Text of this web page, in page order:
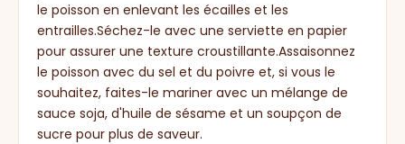
le poisson en enlevant les écailles et les
entrailles.Séchez-le avec une serviette en papier
pour assurer une texture croustillante.Assaisonnez
le poisson avec du sel et du poivre et, si vous le
souhaitez, faites-le mariner avec un mélange de
sauce soja, d'huile de sésame et un soupçon de
sucre pour plus de saveur.